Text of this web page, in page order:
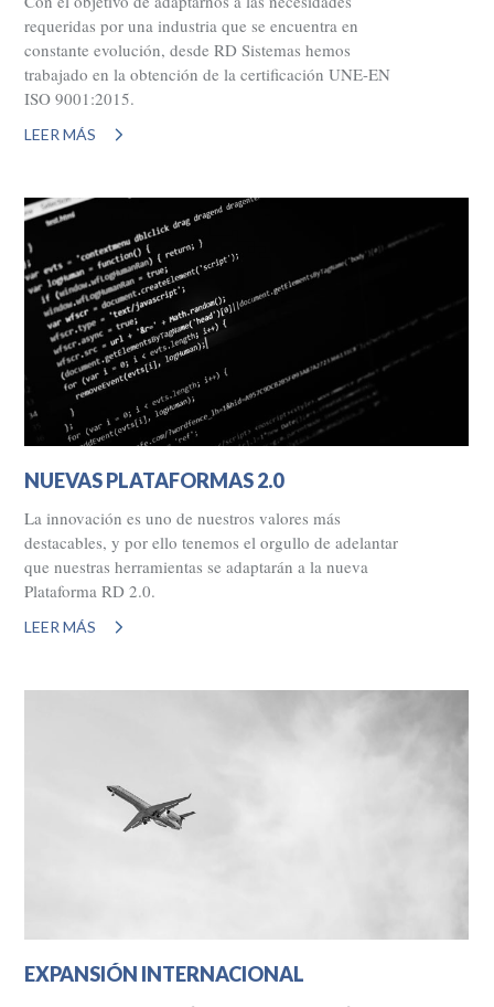
requeridas por una industria que se encuentra en
constante evolución, desde RD Sistemas hemos
trabajado en la obtención de la certificación UNE-EN
ISO 9001:2015.
LEER MÁS
NUEVAS PLATAFORMAS 2.0
La innovación es uno de nuestros valores más
destacables, y por ello tenemos el orgullo de adelantar
que nuestras herramientas se adaptarán a la nueva
Plataforma RD 2.0.
LEER MÁS
EXPANSIÓN INTERNACIONAL